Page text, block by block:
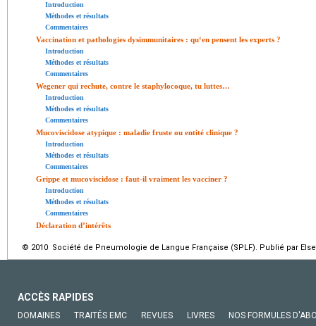
Introduction
Méthodes et résultats
Commentaires
Vaccination et pathologies dysimmunitaires : qu‘en pensent les experts ?
Introduction
Méthodes et résultats
Commentaires
Wegener qui rechute, contre le staphylocoque, tu luttes…
Introduction
Méthodes et résultats
Commentaires
Mucoviscidose atypique : maladie fruste ou entité clinique ?
Introduction
Méthodes et résultats
Commentaires
Grippe et mucoviscidose : faut-il vraiment les vacciner ?
Introduction
Méthodes et résultats
Commentaires
Déclaration d’intérêts
© 2010 Société de Pneumologie de Langue Française (SPLF). Publié par
ACCÈS RAPIDES
DOMAINES TRAITÉS EMC REVUES LIVRES NOS FORMULES